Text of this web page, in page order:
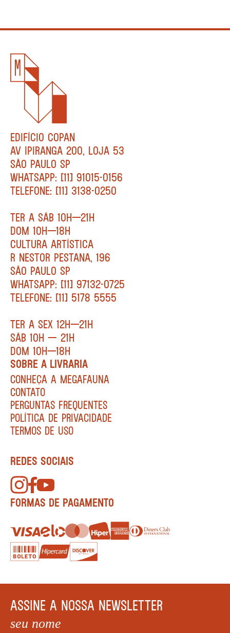
EDIFÍCIO COPAN
AV IPIRANGA 200, LOJA 53
SÃO PAULO SP
WHATSAPP: [11] 91015-0156
TELEFONE: [11] 3138-0250
TER A SÁB 10H—21H
DOM 10H—18H
CULTURA ARTÍSTICA
R NESTOR PESTANA, 196
SÃO PAULO SP
WHATSAPP: [11] 97132-0725
TELEFONE: [11] 5178 5555
TER A SEX 12H—21H
SÁB 10H — 21H
DOM 10H—18H
SOBRE A LIVRARIA
CONHEÇA A MEGAFAUNA
CONTATO
PERGUNTAS FREQUENTES
POLÍTICA DE PRIVACIDADE
TERMOS DE USO
REDES SOCIAIS
FORMAS DE PAGAMENTO
ASSINE A NOSSA NEWSLETTER